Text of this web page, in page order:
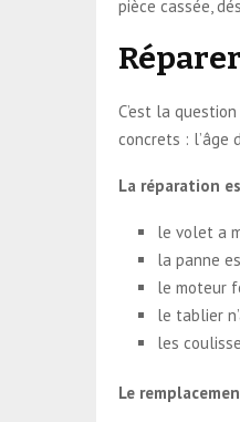
pièce cassée,
C’est la
concrets : l’âge
La réparation
le volet a
la panne
le moteur
le tablier
les
Le